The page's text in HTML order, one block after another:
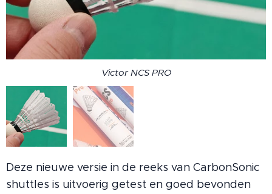
Victor NCS PRO
Victor NCS PRO
Deze nieuwe versie in de reeks van CarbonSonic
shuttles is uitvoerig getest en goed bevonden